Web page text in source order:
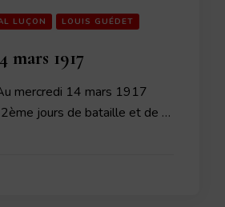
LUÇON LOUIS GUÉDET
mars 1917
mercredi 14 mars 1917
jours de bataille et de …